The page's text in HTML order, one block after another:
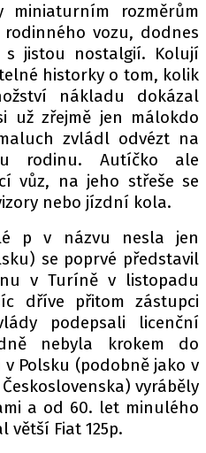
/ COOKIES
autoroad.cz je
s.r.o., IČ: 118 23 054
miniaturním rozměrům
vozu, dodnes
s jistou nostalgií. Kolují
historky o tom, kolik
nákladu dokázal
už zřejmě jen málokdo
zvládl odvézt na
rodinu. Autíčko ale
vůz, na jeho střeše se
nebo jízdní kola.
p v názvu nesla jen
se poprvé představil
v Turíně v listopadu
dříve přitom zástupci
podepsali licenční
nebyla krokem do
Polsku (podobně jako v
vyráběly
a od 60. let minulého
větší Fiat 125p.